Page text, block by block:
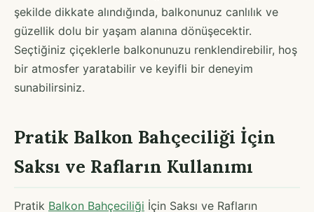
şekilde dikkate alındığında, balkonunuz canlılık ve
güzellik dolu bir yaşam alanına dönüşecektir.
Seçtiğiniz çiçeklerle balkonunuzu renklendirebilir, hoş
bir atmosfer yaratabilir ve keyifli bir deneyim
sunabilirsiniz.
Pratik Balkon Bahçeciliği İçin
Saksı ve Rafların Kullanımı
Pratik Balkon Bahçeciliği İçin Saksı ve Rafların